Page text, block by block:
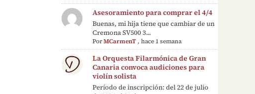
Asesoramiento para comprar el 4/4
Buenas, mi hija tiene que cambiar de un
Cremona SV500 3...
PorMCarmenT ,hace 1 semana
La Orquesta Filarmónica de Gran
Canaria convoca audiciones para
violín solista
Período de inscripción: del 22 de julio